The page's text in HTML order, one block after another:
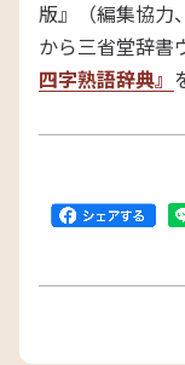
版』（編集協力
から三省堂辞書
四字熟語辞典』